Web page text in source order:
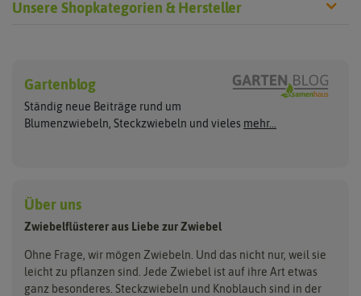
Unsere Shopkategorien & Hersteller
Gelbe Steckzwiebeln
Weiße Steckzwiebeln
Rote Steckzwiebeln
Steckzwiebelmischungen
Sommerblüher
Blumenzwiebelmischungen
Flortus
Dürr Samen
Quedlinburger Saatgut
Holland Park
ReinSaat
Kent & Stowe
Flora Elite
Samen Pfann
Flora Fantastica
Gartenblog
Ständig neue Beiträge rund um
Blumenzwiebeln, Steckzwiebeln und vieles mehr...
Über uns
Zwiebelflüsterer aus Liebe zur Zwiebel
Ohne Frage, wir mögen Zwiebeln. Und das nicht nur, weil sie
leicht zu pflanzen sind. Jede Zwiebel ist auf ihre Art etwas
ganz besonderes. Steckzwiebeln und Knoblauch sind in der